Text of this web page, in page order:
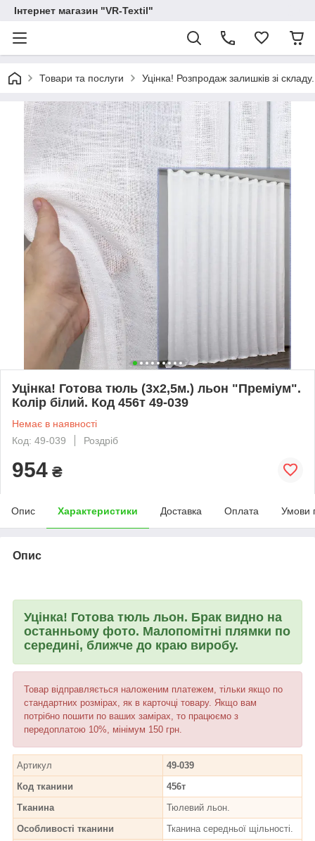
Інтернет магазин "VR-Textil"
Товари та послуги Уцінка! Розпродаж залишків зі складу.
Уцінка! Готова тюль (3х2,5м.) льон "Преміум".
Колір білий. Код 456т 49-039
Немає в наявності
Код: 49-039
Роздріб
954 ₴
Опис Характеристики Доставка Оплата Умови
Опис
Уцінка! Готова тюль льон. Брак видно на
останньому фото. Малопомітні плямки по
середині, ближче до краю виробу.
Товар відправляється наложеним платежем, тільки якщо по
стандартних розмірах, як в карточці товару. Якщо вам
потрібно пошити по ваших замірах, то працюємо з
передоплатою 10%, мінімум 150 грн.
Артикул
49-039
Код тканини
456т
Тканина
Тюлевий льон.
Особливості тканини
Тканина середньої щільності.